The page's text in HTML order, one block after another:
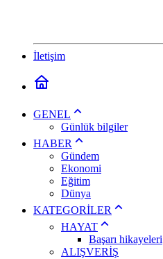
İletişim
GENEL
Günlük bilgiler
HABER
Gündem
Ekonomi
Eğitim
Dünya
KATEGORİLER
HAYAT
Başarı hikayeleri
ALIŞVERİŞ